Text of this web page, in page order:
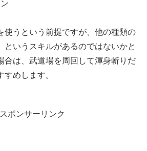
使うという前提ですが、他の種類の
というスキルがあるのではないかと
合は、武道場を周回して渾身斬りだ
めします。
スポンサーリンク